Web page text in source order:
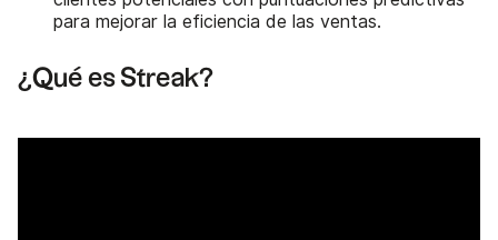
para mejorar la eficiencia de las ventas.
¿Qué es Streak?